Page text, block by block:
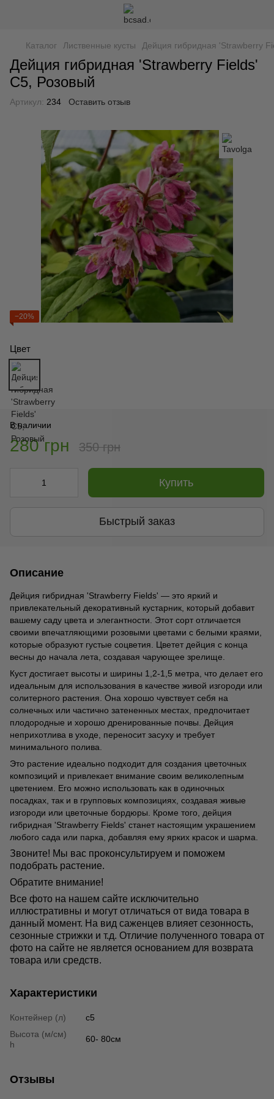
Каталог Лиственные кусты Дейция гибридная 'Strawberry
Дейция гибридная 'Strawberry Fields'
С5, Розовый
Артикул: 234 Оставить отзыв
−20%
Цвет
В наличии
280 грн 350 грн
Купить
Быстрый заказ
Описание
Дейция гибридная 'Strawberry Fields' — это яркий и
привлекательный декоративный кустарник, который добавит
вашему саду цвета и элегантности. Этот сорт отличается
своими впечатляющими розовыми цветами с белыми краями,
которые образуют густые соцветия. Цветет дейция с конца
весны до начала лета, создавая чарующее зрелище.
Куст достигает высоты и ширины 1,2-1,5 метра, что делает его
идеальным для использования в качестве живой изгороди или
солитерного растения. Она хорошо чувствует себя на
солнечных или частично затененных местах, предпочитает
плодородные и хорошо дренированные почвы. Дейция
неприхотлива в уходе, переносит засуху и требует
минимального полива.
Это растение идеально подходит для создания цветочных
композиций и привлекает внимание своим великолепным
цветением. Его можно использовать как в одиночных
посадках, так и в групповых композициях, создавая живые
изгороди или цветочные бордюры. Кроме того, дейция
гибридная 'Strawberry Fields' станет настоящим украшением
любого сада или парка, добавляя ему ярких красок и шарма.
Звоните! Мы вас проконсультируем и поможем
подобрать растение.
Обратите внимание!
Все фото на нашем сайте исключительно
иллюстративны и могут отличаться от вида товара в
данный момент. На вид саженцев влияет сезонность,
сезонные стрижки и т.д. Отличие полученного товара от
фото на сайте не является основанием для возврата
товара или средств.
Характеристики
Контейнер (л)
c5
Высота (м/см)
h
60- 80см
Отзывы